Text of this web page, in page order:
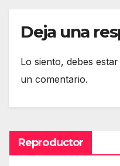
Deja una
Lo siento, debes estar
un comentario.
Reproductor